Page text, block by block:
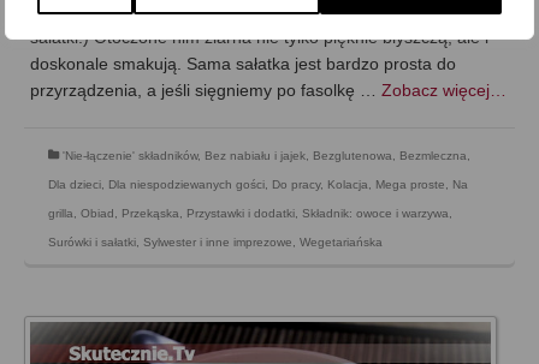
sałatkowym… I w tym właśnie sosie tkwi chyba sekret tej
sałatki:) Otoczone nim ziarna nie tylko pięknie błyszczą, ale i
doskonale smakują. Sama sałatka jest bardzo prosta do
przyrządzenia, a jeśli sięgniemy po fasolkę … Zobacz więcej…
'Nie-łączenie' składników, Bez nabiału i jajek, Bezglutenowa, Bezmleczna,
Dla dzieci, Dla niespodziewanych gości, Do pracy, Kolacja, Mega proste, Na
grilla, Obiad, Przekąska, Przystawki i dodatki, Składnik: owoce i warzywa,
Surówki i sałatki, Sylwester i inne imprezowe, Wegetariańska